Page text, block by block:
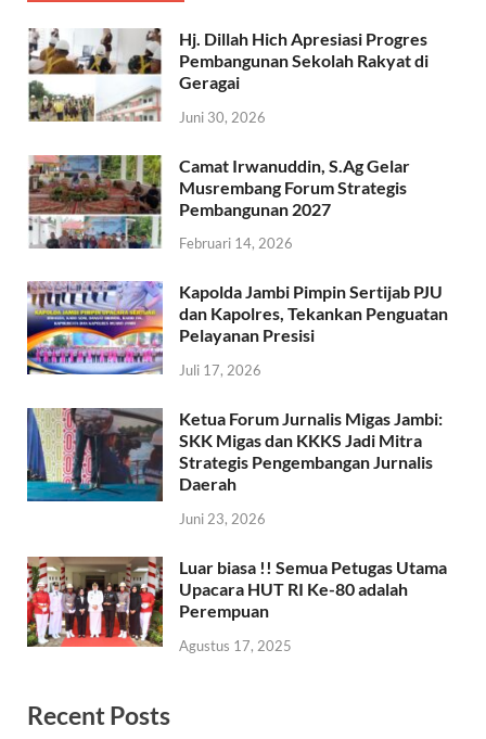
Hj. Dillah Hich Apresiasi Progres
Pembangunan Sekolah Rakyat di
Geragai
Juni 30, 2026
Camat Irwanuddin, S.Ag Gelar
Musrembang Forum Strategis
Pembangunan 2027
Februari 14, 2026
Kapolda Jambi Pimpin Sertijab PJU
dan Kapolres, Tekankan Penguatan
Pelayanan Presisi
Juli 17, 2026
Ketua Forum Jurnalis Migas Jambi:
SKK Migas dan KKKS Jadi Mitra
Strategis Pengembangan Jurnalis
Daerah
Juni 23, 2026
Luar biasa !! Semua Petugas Utama
Upacara HUT RI Ke-80 adalah
Perempuan
Agustus 17, 2025
Recent Posts